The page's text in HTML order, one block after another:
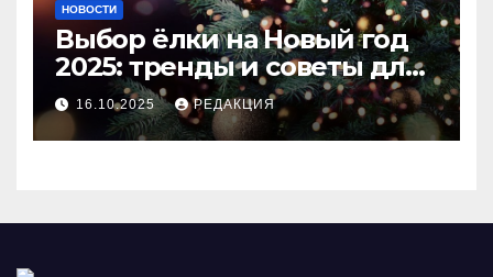
НОВОСТИ
Выбор ёлки на Новый год
2025: тренды и советы для
идеального праздника
16.10.2025 РЕДАКЦИЯ